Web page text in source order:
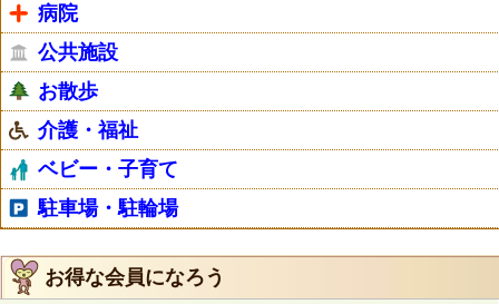
病院
公共施設
お散歩
介護・福祉
ベビー・子育て
駐車場・駐輪場
お得な会員になろう